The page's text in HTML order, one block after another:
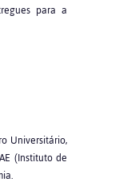
para a
Universitário,
(Instituto de